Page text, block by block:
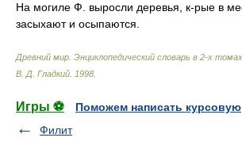
На могиле Ф. выросли деревья, к-рые в
засыхают и осыпаются.
Древний мир. Энциклопедический словарь в 2-х
В. Д. Гладкий 1998
Игры ⚽
Поможем написать курсовую
Филит